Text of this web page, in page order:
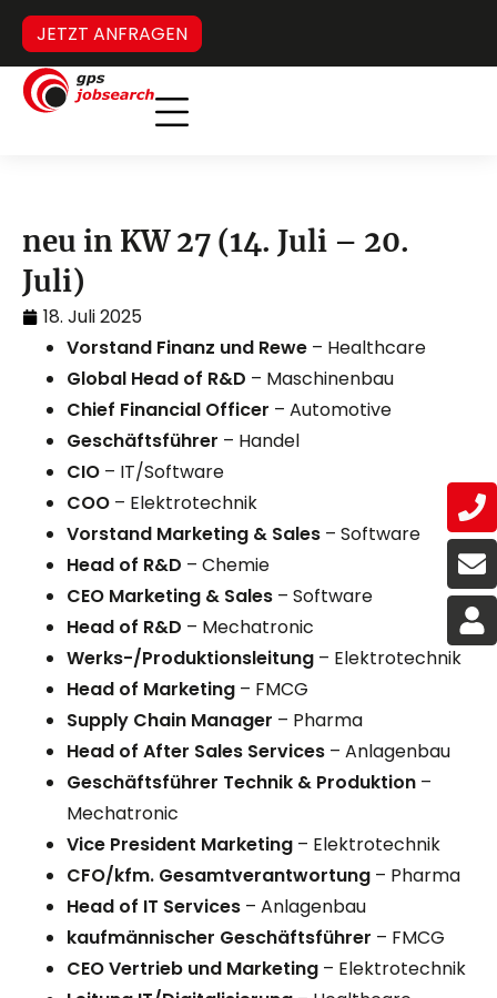
JETZT ANFRAGEN
neu in KW 27 (14. Juli – 20.
Juli)
18. Juli 2025
Vorstand Finanz und Rewe – Healthcare
Global Head of R&D – Maschinenbau
Chief Financial Officer – Automotive
Geschäftsführer – Handel
CIO – IT/Software
COO – Elektrotechnik
Vorstand Marketing & Sales – Software
Head of R&D – Chemie
CEO Marketing & Sales – Software
Head of R&D – Mechatronic
Werks-/Produktionsleitung – Elektrotechnik
Head of Marketing – FMCG
Supply Chain Manager – Pharma
Head of After Sales Services – Anlagenbau
Geschäftsführer Technik & Produktion –
Mechatronic
Vice President Marketing – Elektrotechnik
CFO/kfm. Gesamtverantwortung – Pharma
Head of IT Services – Anlagenbau
kaufmännischer Geschäftsführer – FMCG
CEO Vertrieb und Marketing – Elektrotechnik